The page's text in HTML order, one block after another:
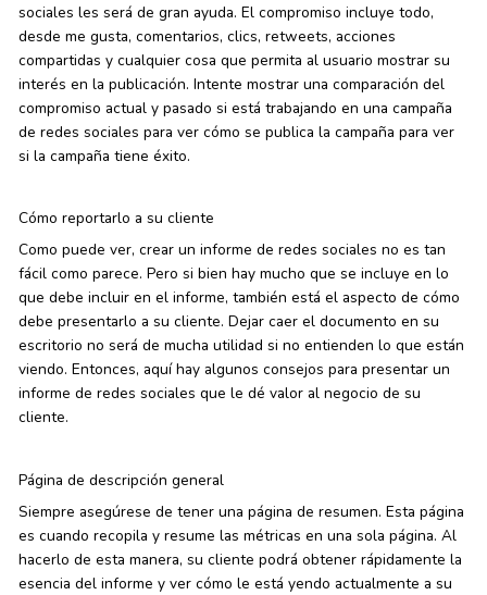
sociales les será de gran ayuda. El compromiso incluye todo,
desde me gusta, comentarios, clics, retweets, acciones
compartidas y cualquier cosa que permita al usuario mostrar su
interés en la publicación. Intente mostrar una comparación del
compromiso actual y pasado si está trabajando en una campaña
de redes sociales para ver cómo se publica la campaña para ver
si la campaña tiene éxito.
Cómo reportarlo a su cliente
Como puede ver, crear un informe de redes sociales no es tan
fácil como parece. Pero si bien hay mucho que se incluye en lo
que debe incluir en el informe, también está el aspecto de cómo
debe presentarlo a su cliente. Dejar caer el documento en su
escritorio no será de mucha utilidad si no entienden lo que están
viendo. Entonces, aquí hay algunos consejos para presentar un
informe de redes sociales que le dé valor al negocio de su
cliente.
Página de descripción general
Siempre asegúrese de tener una página de resumen. Esta página
es cuando recopila y resume las métricas en una sola página. Al
hacerlo de esta manera, su cliente podrá obtener rápidamente la
esencia del informe y ver cómo le está yendo actualmente a su